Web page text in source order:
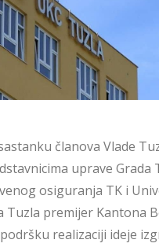
članova Vlade
uprave Grada
osiguranja TK i
Tuzla premijer Kantona
realizaciji ideje